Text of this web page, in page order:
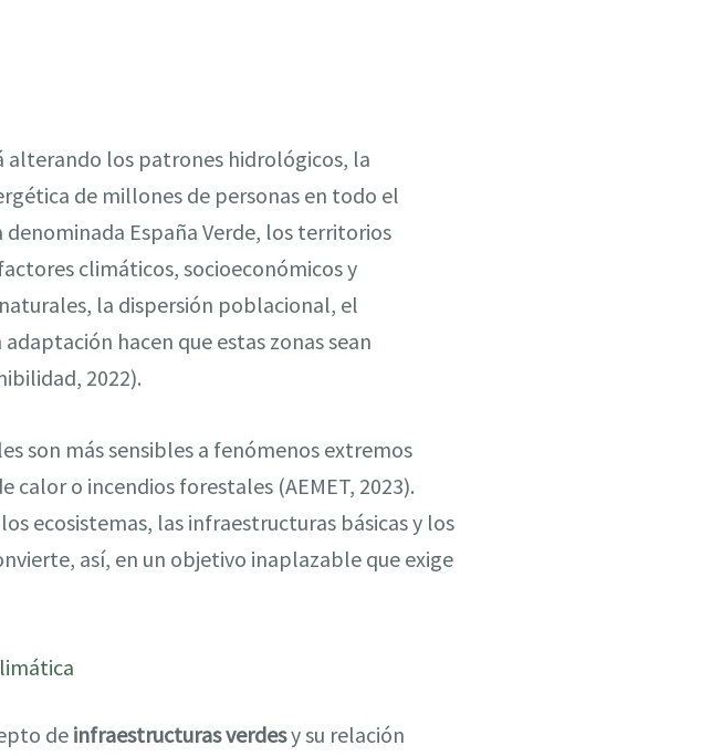
alterando los patrones hidrológicos, la
de millones de personas en todo el
denominada España Verde, los territorios
climáticos, socioeconómicos y
la dispersión poblacional, el
hacen que estas zonas sean
2022).
son más sensibles a fenómenos extremos
o incendios forestales (AEMET, 2023).
ecosistemas, las infraestructuras básicas y los
así, en un objetivo inaplazable que exige
de infraestructuras verdesy su relación